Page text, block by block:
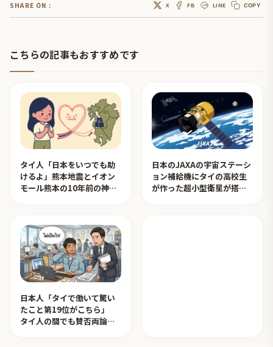
SHARE ON : X FB LINE COPY
こちらの記事もおすすめです
タイ人「日本をいつでも助
けるよ」熊本地震とイオン
モール熊本の10年前の神対
日本のJAXAの宇宙ステーシ
ョン補給機にタイの高校生
が作った超小型衛星が搭載
日本人「タイで働いて驚い
たこと第19位がこちら」
タイ人の間でも賛否両論